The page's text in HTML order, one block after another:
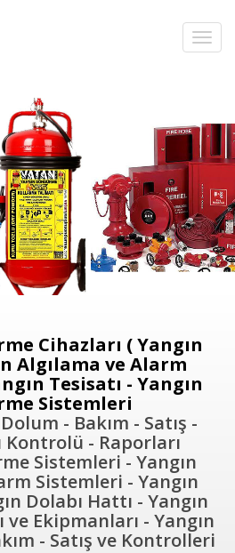
Cihazları ( Yangın
Algılama ve Alarm
Tesisatı - Yangın
Sistemleri
- Bakım - Satış -
Kontrolü - Raporları
Sistemleri - Yangın
Sistemleri - Yangın
Dolabı Hattı - Yangın
ve Ekipmanları - Yangın
- Satış ve Kontrolleri